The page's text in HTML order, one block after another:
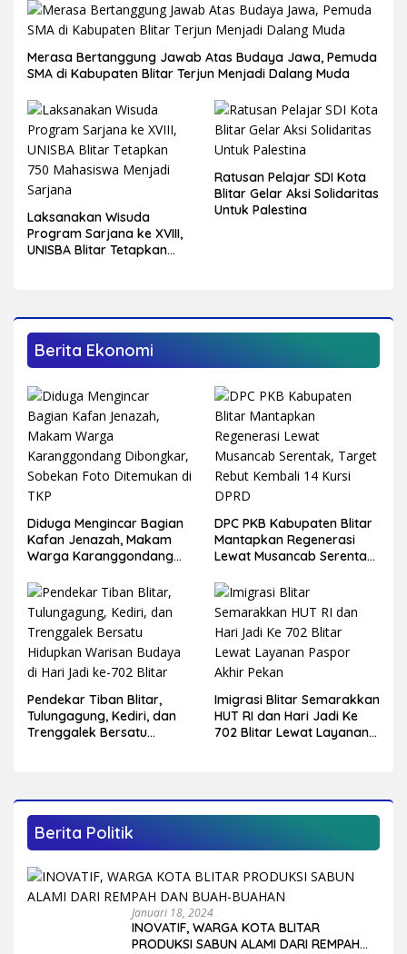
Merasa Bertanggung Jawab Atas Budaya Jawa, Pemuda
SMA di Kabupaten Blitar Terjun Menjadi Dalang Muda
Laksanakan Wisuda
Program Sarjana ke XVIII,
UNISBA Blitar Tetapkan
Ratusan Pelajar SDI Kota
Blitar Gelar Aksi Solidaritas
Untuk Palestina
Berita Ekonomi
Diduga Mengincar Bagian
Kafan Jenazah, Makam
Warga Karanggondang
Ditemukan di TKP
DPC PKB Kabupaten Blitar
Mantapkan Regenerasi
Lewat Musancab Serentak,
Kursi DPRD
Pendekar Tiban Blitar,
Tulungagung, Kediri, dan
Trenggalek Bersatu
Imigrasi Blitar Semarakkan
HUT RI dan Hari Jadi Ke
702 Blitar Lewat Layanan
Berita Politik
Januari 18, 2024
INOVATIF, WARGA KOTA BLITAR
PRODUKSI SABUN ALAMI DARI REMPAH